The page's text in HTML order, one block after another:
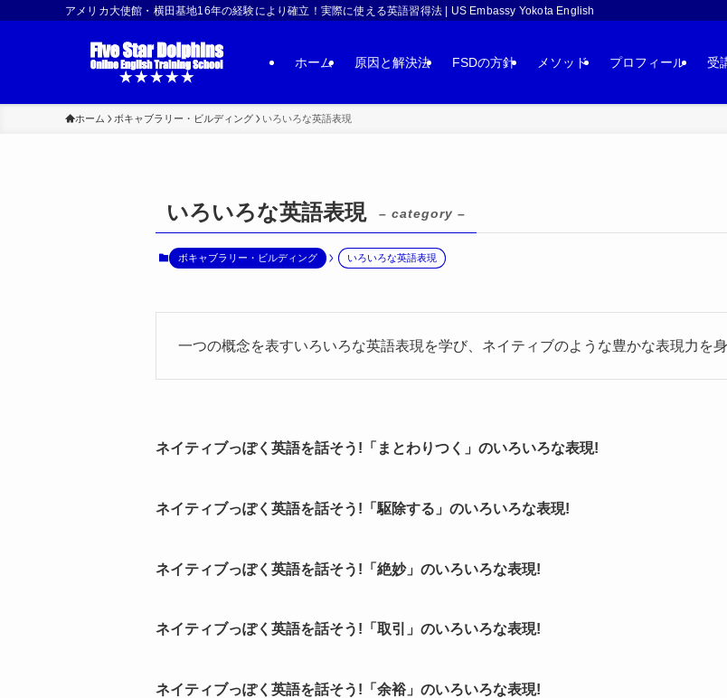
アメリカ大使館・横田基地16年の経験により確立！実際に使える英語習得法 | US Embassy Yokota English
ホーム 原因と解決法 FSDの方針 メソッド プロフィール 受
ホーム ボキャブラリー・ビルディング いろいろな英語表現
いろいろな英語表現 – category –
ボキャブラリー・ビルディング いろいろな英語表現
一つの概念を表すいろいろな英語表現を学び、ネイティブのような豊かな表現力を身
ネイティブっぽく英語を話そう!「まとわりつく」のいろいろな表現!
ネイティブっぽく英語を話そう!「駆除する」のいろいろな表現!
ネイティブっぽく英語を話そう!「絶妙」のいろいろな表現!
ネイティブっぽく英語を話そう!「取引」のいろいろな表現!
ネイティブっぽく英語を話そう!「余裕」のいろいろな表現!